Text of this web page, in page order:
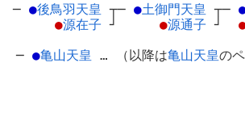
─ ●後鳥羽天皇 ┬
●源在子 ┘
─ ●土御門天皇 ┬
●源通子 ┘
─
─ ●亀山天皇 … （以降は亀山天皇の